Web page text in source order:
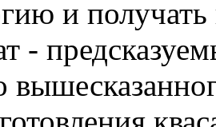
и
-